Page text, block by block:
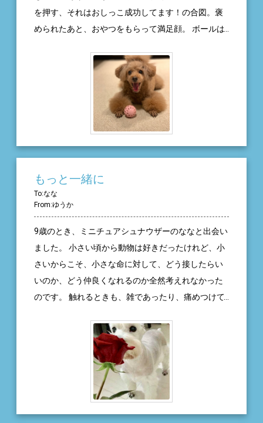
なを笑わせてたね。投げたオモチャを取ってきて、
でも途中でポトリと落とすのね。真っ黒で毛艶も良
見て、「綺麗な猫だねぇ」「拾った猫なんですよ」
という場面がよくあり、内心は、「愛情たっぷり注
いでますから！」と嬉しかった。 そんなアンナも、
私が転勤続きでなかなか会えなくなると、たまに帰
省した私にシャーッと威嚇するようになった。とに
たけれど、アンナが心を許せる存在がいるのならそ
れで良かった。 アンナが18歳になった頃、私が実家
てくれるようになった。今思えば、自分を置いて離
れて暮らす私に怒っていたのかな。この頃からアン
ナの腎臓が少しずつ悪くなり、21歳の初夏には次第
に弱っていった。そしてある快晴の朝、息づかいが
苦しそうになったアンナを腕に抱き、家族で見守っ
ていた。母が、アンナ、もういいよ、ありがとう
ね、と声をかけると、すーっと眠りについた。 父、
母、私、妹、それぞれ、21年の間にそれぞれにピン
チがあったが、その度にアンナが心の傷を癒し、家
族を繋いでくれた。アンナ、ありがとう。またね！
を押す、それはおしっこ成功してます！の合図。褒
められたあと、おやつをもらって満足顔。 ボールは
卵ちゃんをいくつか並べ追いかけっこ。走ったあと
は布の下にボールを隠しホリホリゲーム。 最近は
少々切ないルーティンも。14歳になった彼は耳の聞
こえがかなり悪い。 昔はピンポンがなったら「誰か
来たよ！」と私へ知らせるルーティンは無くなり、
動向を察知することができないため不安になるの
か、いつも私を探す。 だから、新たなルーティン。
私が部屋から移動するときは待っててね、のハンド
シグナルで安心させる。急にさわると驚くので、見
える角度から触る、寝ているときは鼻先から匂いで
刺激を与える。お散歩は名前を呼んでも聞こえない
から、ハーネスを2回引くのが動くよ、の合図。 今
後どんなルーティンができるであろうか。その変わ
りゆくルーティンを楽しみつつ、一緒に平凡な毎日
もっと一緒に
To:なな
From:ゆうか
9歳のとき、ミニチュアシュナウザーのななと出会い
ました。 小さい頃から動物は好きだったけれど、小
さいからこそ、小さな命に対して、どう接したらい
いのか、どう仲良くなれるのか全然考えれなかった
のです。 触れるときも、雑であったり、痛めつけて
て、仲良くしてくれて、そんな優しさに甘えてしま
ったのかもしれません。 ななはすごく優しくて、可
愛くて、犬のくせに猫みたいな気ままな性格で、ち
ょっとぽっちゃりな子でした。 ななが10歳のとき、
散歩中に、最近近所に引っ越してきた大型犬に、噛